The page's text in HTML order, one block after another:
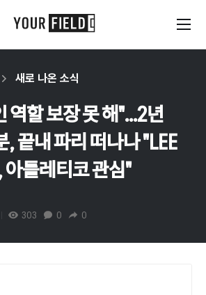
새로 나온 소식
역할 보장 못 해"...2년
, 끝내 파리 떠나나 "LEE
아틀레티코 관심"
303 0 0